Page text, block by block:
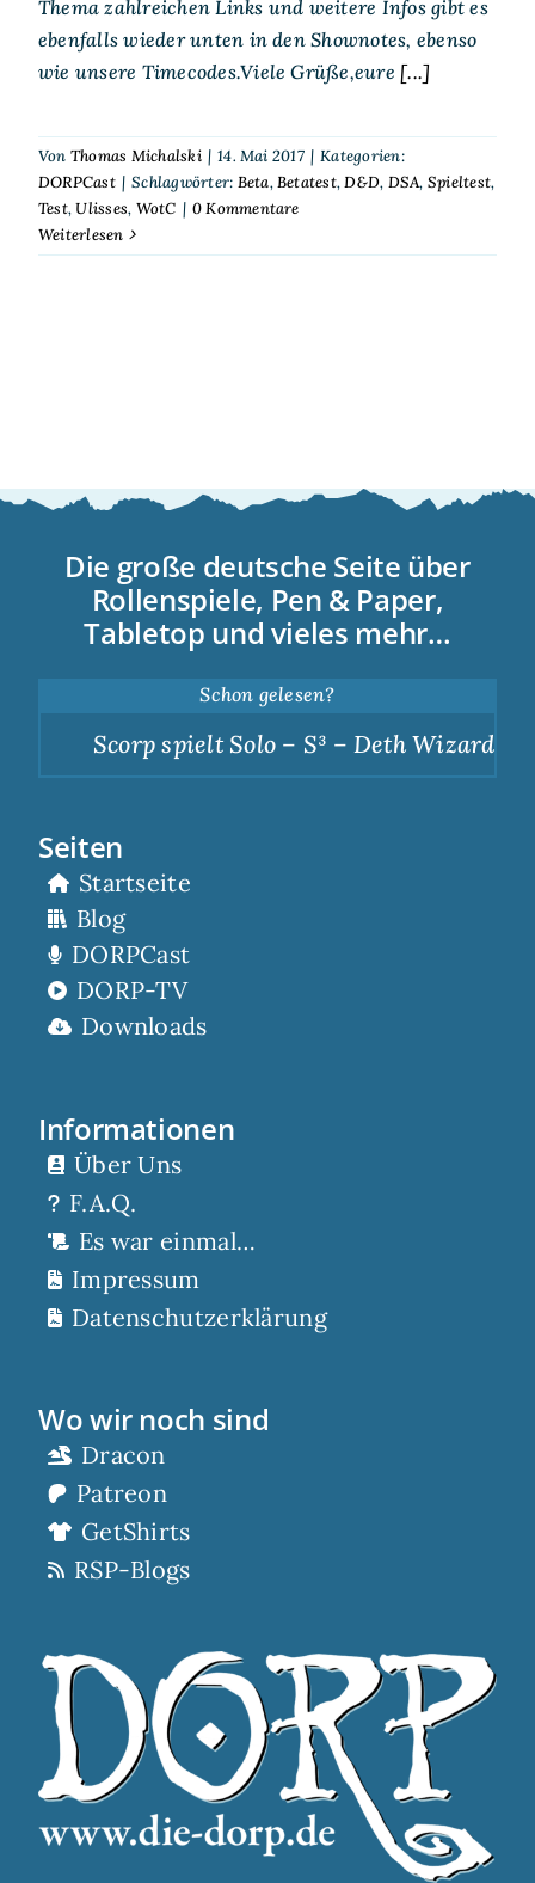
Thema zahlreichen Links und weitere Infos gibt es
ebenfalls wieder unten in den Shownotes, ebenso
wie unsere Timecodes.Viele Grüße,eure [...]
Von Thomas Michalski | 14. Mai 2017 | Kategorien:
DORPCast | Schlagwörter: Beta,Betatest,D&D, DSA, Spieltest,
Test,Ulisses, WotC | 0 Kommentare
Weiterlesen
Die große deutsche Seite über
Rollenspiele, Pen & Paper,
Tabletop und vieles mehr…
Schon gelesen?
Scorp spielt Solo – S³ – Deth Wizards –
Seiten
Startseite
Blog
DORPCast
DORP-TV
Downloads
Informationen
Über Uns
F.A.Q.
Es war einmal…
Impressum
Datenschutzerklärung
Wo wir noch sind
Dracon
Patreon
GetShirts
RSP-Blogs